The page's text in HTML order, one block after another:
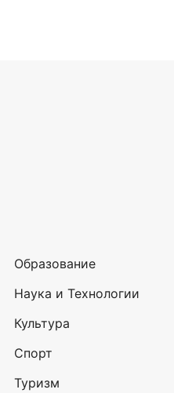
Образование
Наука и Технологии
Культура
Спорт
Туризм